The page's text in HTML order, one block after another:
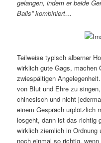
gelangen, indem er beide
Balls” kombiniert…
Teilweise typisch alberner
wirklich gute Gags, machen
zwiespältigen
von Blut und Ehre zu
chinesisch und nicht
einem Gespräch urplötzlich
losgeht, dann ist das richtig
wirklich ziemlich in Ordnung
noch einmal so richtig,